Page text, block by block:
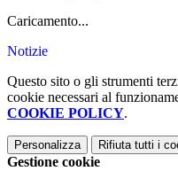
Caricamento...
Notizie
Questo sito o gli strumenti
cookie necessari al
COOKIE POLICY.
Personalizza Rifiuta tutti i
Gestione cookie